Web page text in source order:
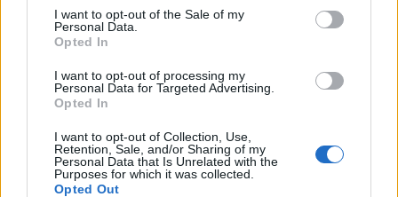
I want to opt-out of the Sale of my
Personal Data.
Opted In
I want to opt-out of processing my
Personal Data for Targeted Advertising.
Opted In
I want to opt-out of Collection, Use,
Retention, Sale, and/or Sharing of my
Personal Data that Is Unrelated with the
Purposes for which it was collected.
Opted Out